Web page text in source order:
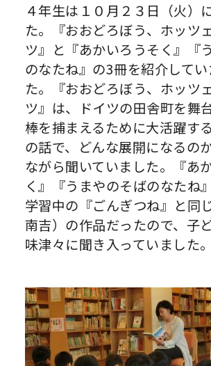
４年生は１０月２３日（火）
た。『おおどろぼう、ホッツ
ツ』と『あかいろうそく』『
のなたね』の3冊を紹介して
た。『おおどろぼう、ホッツ
ツ』は、ドイツの田舎町を舞
棒を捕まえるために大活躍す
の話で、どんな展開になるの
ながら聞いていました。『あ
く』『うまやのそばのなたね
学習中の『ごんぎつね』と同
南吉）の作品だったので、子
味津々に聞き入っていました。